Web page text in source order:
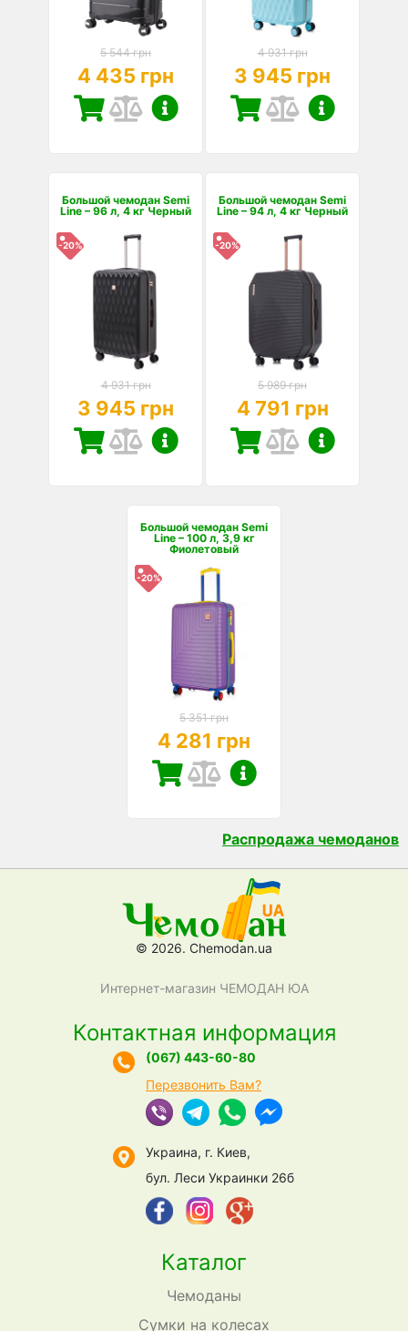
5 544 грн
4 435 грн
4 931 грн
3 945 грн
Большой чемодан Semi
Line – 96 л, 4 кг Черный
-20%
4 931 грн
3 945 грн
Большой чемодан Semi
Line – 94 л, 4 кг Черный
-20%
5 989 грн
4 791 грн
Большой чемодан Semi
Line – 100 л, 3,9 кг
Фиолетовый
-20%
5 351 грн
4 281 грн
Распродажа чемоданов
© 2026. Chemodan.ua
Интернет-магазин ЧЕМОДАН ЮА
Каталог
Чемоданы
Сумки на колесах
Контактная информация
(067) 443-60-80
Перезвонить Вам?
Украина, г. Киев,
бул. Леси Украинки 26б